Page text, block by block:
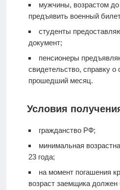
мужчины, возрастом
предъявить военный
студенты
документ;
пенсионеры
свидетельство, справку о
прошедший месяц.
Условия
гражданство РФ;
минимальная
23 года;
на момент погашения
возраст заемщика должен